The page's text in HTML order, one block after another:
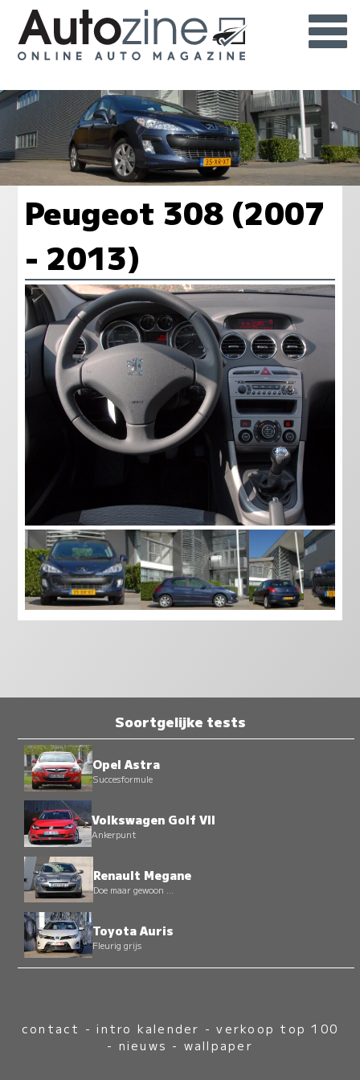
Peugeot 308 (2007
- 2013)
Soortgelijke tests
Opel Astra
Succesformule
Volkswagen Golf VII
Ankerpunt
Renault Megane
Doe maar gewoon ...
Toyota Auris
Fleurig grijs
contact -intro kalender -verkoop top 100
- nieuws - wallpaper